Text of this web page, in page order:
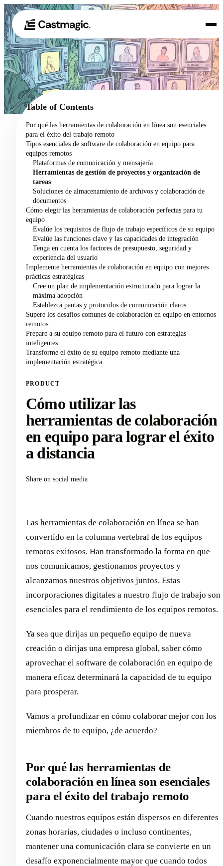
01 Producto
02 Casos de uso
Precios
Acerca de nosotros
Table of Contents
Por qué las herramientas de colaboración en línea son esenciales
para el éxito del trabajo remoto
Tipos esenciales de software de colaboración en equipo para
equipos remotos
Plataformas de comunicación y mensajería
Herramientas de gestión de proyectos y organización de
tareas
Soluciones de almacenamiento de archivos y colaboración de
documentos
Cómo elegir las herramientas de colaboración perfectas para tu
equipo
Evalúe los requisitos de flujo de trabajo específicos de su equipo
Evalúe las funciones clave y las capacidades de integración
Tenga en cuenta los factores de presupuesto, seguridad y
experiencia del usuario
Implemente herramientas de colaboración en equipo con mejores
prácticas estratégicas
Cree un plan de implementación estructurado para lograr la
máxima adopción
Establezca pautas y protocolos de comunicación claros
Supere los desafíos comunes de colaboración en equipo en entornos
remotos
Prepare a su equipo remoto para el futuro con estrategias
inteligentes
Transforme el éxito de su equipo remoto mediante una
implementación estratégica
PRODUCT
Cómo utilizar las
herramientas de colaboración
en equipo para lograr el éxito
a distancia
Share on social media
Las herramientas de colaboración en línea se han
convertido en la columna vertebral de los equipos
remotos exitosos. Han transformado la forma en que
nos comunicamos, gestionamos proyectos y
alcanzamos nuestros objetivos juntos. Estas
incorporaciones digitales a nuestro flujo de trabajo son
esenciales para el rendimiento de los equipos remotos.
Ya sea que dirijas un pequeño equipo de nueva
creación o dirijas una empresa global, saber cómo
aprovechar el software de colaboración en equipo de
manera eficaz determinará la capacidad de tu equipo
para prosperar.
Vamos a profundizar en cómo colaborar mejor con los
miembros de tu equipo, ¿de acuerdo?
Por qué las herramientas de
colaboración en línea son esenciales
para el éxito del trabajo remoto
Cuando nuestros equipos están dispersos en diferentes
zonas horarias, ciudades o incluso continentes,
mantener una comunicación clara se convierte en un
desafío exponencialmente mayor que cuando todos